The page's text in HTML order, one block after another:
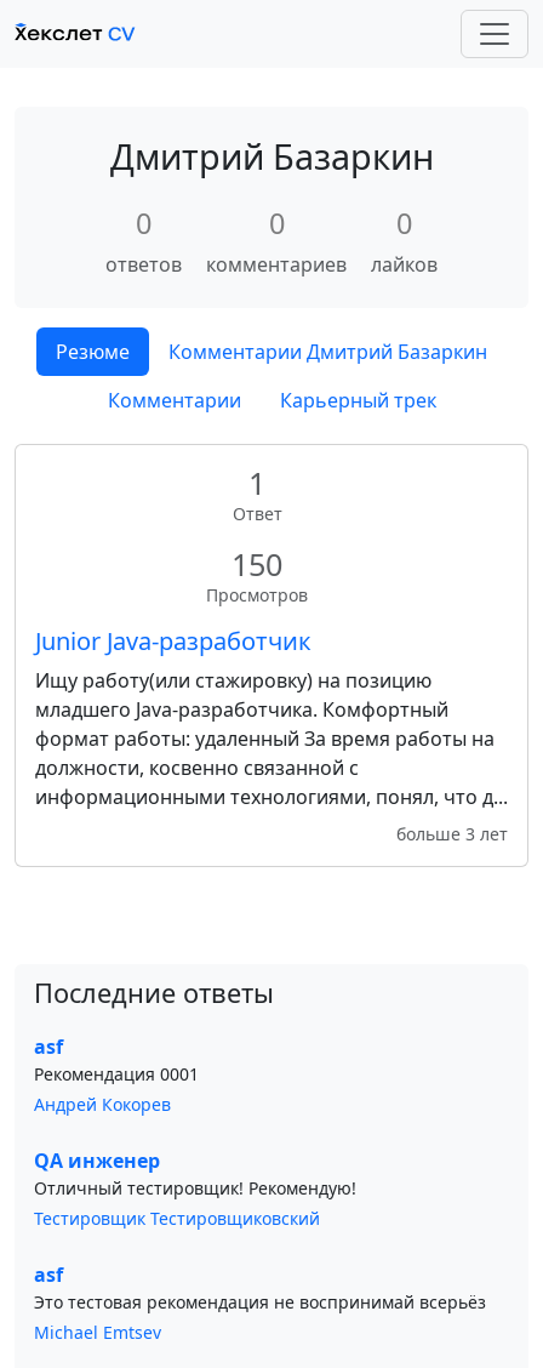
Дмитрий Базаркин
0
ответов
0
комментариев
0
лайков
Резюме
Комментарии Дмитрий Базаркин
Комментарии
Карьерный трек
1
Ответ
150
Просмотров
Junior Java-разработчик
Ищу работу(или стажировку) на позицию
младшего Java-разработчика. Комфортный
формат работы: удаленный За время работы на
должности, косвенно связанной с
информационными технологиями, понял, что д...
больше 3 лет
Последние ответы
asf
Рекомендация 0001
Андрей Кокорев
QA инженер
Отличный тестировщик! Рекомендую!
Тестировщик Тестировщиковский
asf
Это тестовая рекомендация не воспринимай всерьёз
Michael Emtsev